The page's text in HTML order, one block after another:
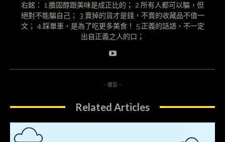
右銘： 1.膽固醇跟美味是成正比的； 2.所有人都可以騙，但
絕對不能騙自己； 3.賣掉的貨才是錢，不賣的收藏品不值一
文； 4.踩單車，是為了吃更多美食！ 5.正義的話語，不一定
出自正義之人的口；
- 廣告 -
Related Articles